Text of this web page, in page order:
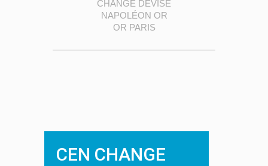
CHANGE DEVISE
NAPOLÉON OR
OR PARIS
CEN CHANGE